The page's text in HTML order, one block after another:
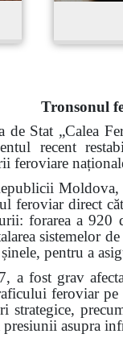
Tronsonul
Stat „Calea
recent
feroviare
feroviar direct
forarea a
sistemelor
pentru a
a fost grav
feroviar
asupra